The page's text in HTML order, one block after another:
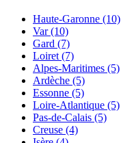
Haute-Garonne (10)
Var(10)
Gard (7)
Loiret(7)
Alpes-Maritimes (5)
Ardèche (5)
Essonne (5)
Loire-Atlantique (5)
Pas-de-Calais (5)
Creuse (4)